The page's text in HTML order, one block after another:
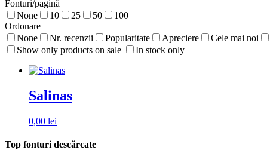
Fonturi/pagină
None
10 25 50
100
Ordonare
None
Nr. recenzii Popularitate Apreciere Cele mai noi
Show only products on sale
In stock only
Salinas
0,00 lei
Top fonturi descărcate